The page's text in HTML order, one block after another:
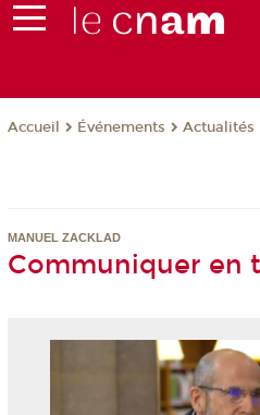
Accueil Événements Actualités
MANUEL ZACKLAD
Communiquer en